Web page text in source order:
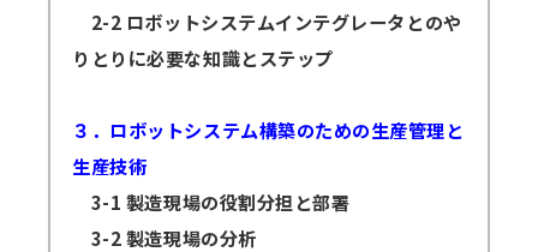
2-2 ロボットシステムインテグレータとのや
りとりに必要な知識とステップ
３．ロボットシステム構築のための生産管理と
生産技術
3-1 製造現場の役割分担と部署
3-2 製造現場の分析